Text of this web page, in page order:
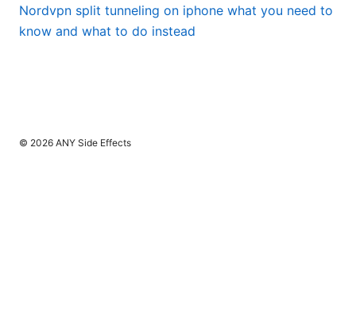
Nordvpn split tunneling on iphone what you need to
know and what to do instead
© 2026 ANY Side Effects